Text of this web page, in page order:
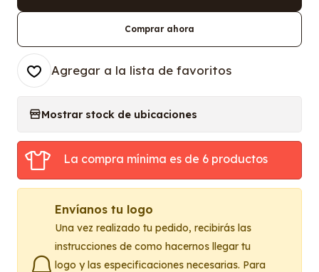
Comprar ahora
Agregar a la lista de favoritos
Mostrar stock de ubicaciones
La compra mínima es de 6 productos
Envíanos tu logo
Una vez realizado tu pedido, recibirás las
instrucciones de como hacernos llegar tu
logo y las especificaciones necesarias. Para